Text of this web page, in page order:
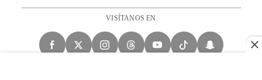
VISÍTANOS EN